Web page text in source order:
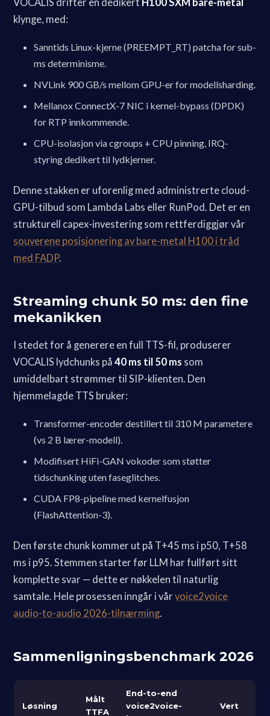
klynge, med:
Sanntids Linux-kjerne (PREEMPT_RT) patcha for sub-
ms determinisme.
NVLink 900 GB/s mellom GPU-er for modellsharding.
Mellanox ConnectX-7 NIC i kernel-bypass (DPDK)
for RTP innkommende.
CPU-isolasjon via cgroups + CPU pinning, IRQ-
styring dedikert til lydkjerner.
Denne stakken er uforenlig med administrerte cloud-
GPU-tilbud som Lambda Labs eller RunPod. Det er en
strukturell capex-investering som rettferdiggjør vår
souverene posisjonering av bare-metal H100 i tråd
med FADP.
Streaming chunk 50 ms: den fine
mekanikken
I stedet for å generere en full TTS-fil, produserer
VOCALIS lydchunks på40 ms til 50 ms som
umiddelbart strømmer til SIP-klienten. Den
hjemmelagde TTS bruker:
Transformer-encoder destillert til 310 M parametere
(vs 2 B lærer-modell).
Modifisert HiFi-GAN vokoder som støtter
tidschunking uten faseglitches.
CUDA FP8-pipeline med kernelfusjon
(FlashAttention-3).
Den første chunk kommer ut på T+45 ms i p50, T+58
ms i p95. Stemmen starter før LLM har fullført sitt
komplette svar — dette er nøkkelen til naturlig
samtale. Hele prosessen inngår i vårvoice2voice
audio-to-audio 2026-tilnærming.
Sammenligningsbenchmark 2026
Løsning
Målt
TTFA
End-to-end
voice2voice-
Vert